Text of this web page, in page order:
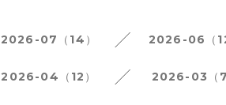
2026-07（14） 2026-06（12
2026-04（12） 2026-03（7